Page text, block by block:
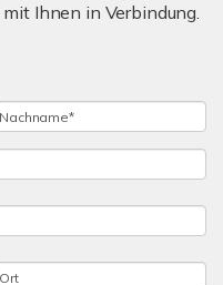
Ihnen in Verbindung.